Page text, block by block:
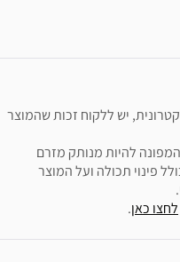
לחצו כאן.